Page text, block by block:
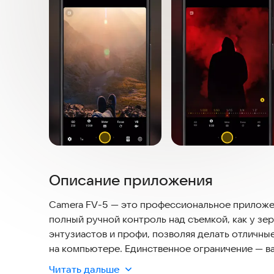
Описание приложения
Camera FV-5 — это профессиональное
полный ручной контроль над съемкой, как у
энтузиастов и профи, позволяя делать
на компьютере. Единственное ограничение —
Читать дальше